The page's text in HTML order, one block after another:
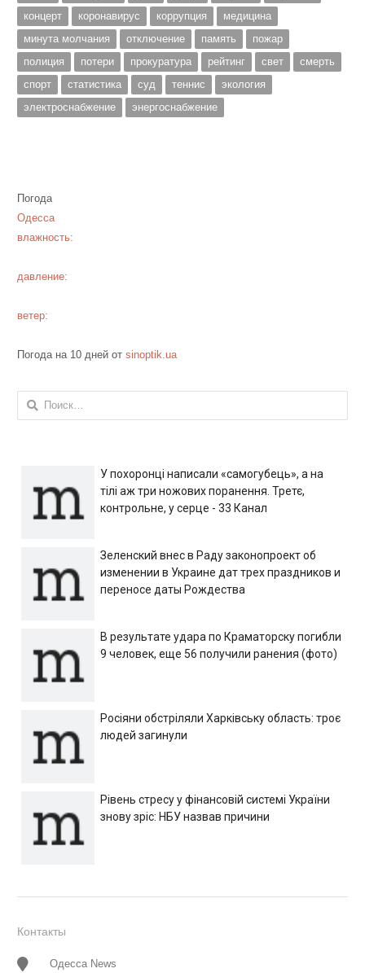
концерт
коронавирус коррупция
медицина
минута молчания
отключение память
пожар
полиция
потери прокуратура рейтинг свет
смерть
спорт
статистика суд теннис
экология
электроснабжение
энергоснабжение
Погода
Одесса
влажность:
давление:
ветер:
Погода на 10 дней от sinoptik.ua
Найти:
У похоронці написали «самогубець», а на
тілі аж три ножових поранення. Третє,
контрольне, у серце - 33 Канал
Зеленский внес в Раду законопроект об
изменении в Украине дат трех праздников и
переносе даты Рождества
В результате удара по Краматорску погибли
9 человек, еще 56 получили ранения (фото)
Росіяни обстріляли Харківську область: троє
людей загинули
Рівень стресу у фінансовій системі України
знову зріс: НБУ назвав причини
Контакты
Одесса News